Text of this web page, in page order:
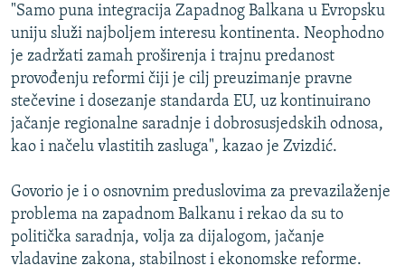
"Samo puna integracija Zapadnog Balkana u Evropsku
uniju služi najboljem interesu kontinenta. Neophodno
je zadržati zamah proširenja i trajnu predanost
provođenju reformi čiji je cilj preuzimanje pravne
stečevine i dosezanje standarda EU, uz kontinuirano
jačanje regionalne saradnje i dobrosusjedskih odnosa,
kao i načelu vlastitih zasluga", kazao je Zvizdić.
Govorio je i o osnovnim preduslovima za prevazilaženje
problema na zapadnom Balkanu i rekao da su to
politička saradnja, volja za dijalogom, jačanje
vladavine zakona, stabilnost i ekonomske reforme.